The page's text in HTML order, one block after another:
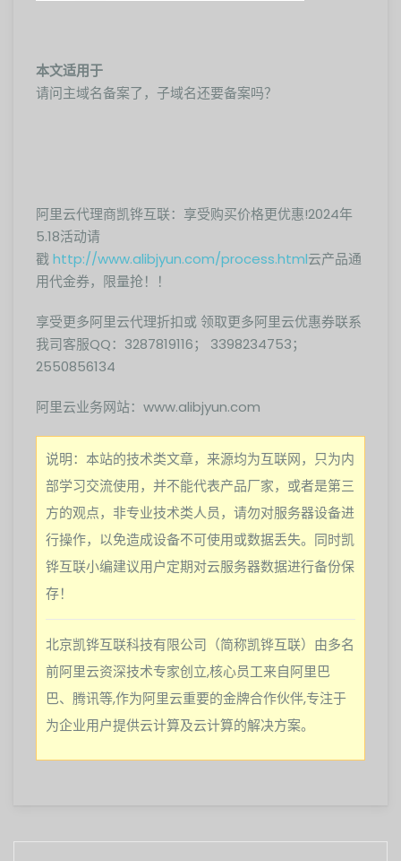
本文适用于
请问主域名备案了，子域名还要备案吗？
阿里云代理商凯铧互联：享受购买价格更优惠!2024年
5.18活动请
戳http://www.alibjyun.com/process.html云产品通
用代金券，限量抢！！
享受更多阿里云代理折扣或 领取更多阿里云优惠券联系
我司客服QQ：3287819116； 3398234753；
2550856134
阿里云业务网站：www.alibjyun.com
说明：本站的技术类文章，来源均为互联网，只为内
部学习交流使用，并不能代表产品厂家，或者是第三
方的观点，非专业技术类人员，请勿对服务器设备进
行操作，以免造成设备不可使用或数据丢失。同时凯
铧互联小编建议用户定期对云服务器数据进行备份保
存！
北京凯铧互联科技有限公司（简称凯铧互联）由多名
前阿里云资深技术专家创立,核心员工来自阿里巴
巴、腾讯等,作为阿里云重要的金牌合作伙伴,专注于
为企业用户提供云计算及云计算的解决方案。